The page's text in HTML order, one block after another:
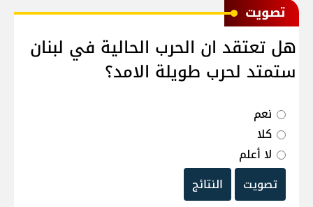
ﺗﺼﻮﻳﺖ
هل تعتقد ان الحرب الحالية في لبنان
ستمتد لحرب طويلة الامد؟
نعم
كلا
لا أعلم
تصويت
النتائج